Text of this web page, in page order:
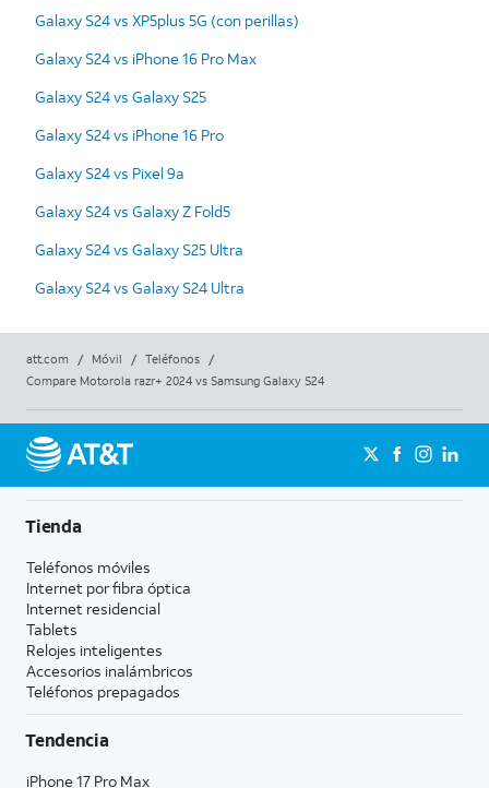
Galaxy S24 vs XP5plus 5G (con perillas)
Galaxy S24 vs iPhone 16 Pro Max
Galaxy S24 vs Galaxy S25
Galaxy S24 vs iPhone 16 Pro
Galaxy S24 vs Pixel 9a
Galaxy S24 vs Galaxy Z Fold5
Galaxy S24 vs Galaxy S25 Ultra
Galaxy S24 vs Galaxy S24 Ultra
att.com / Móvil / Teléfonos
/
Compare Motorola razr+ 2024 vs Samsung Galaxy S24
Tienda
Teléfonos móviles
Internet por fibra óptica
Internet residencial
Tablets
Relojes inteligentes
Accesorios inalámbricos
Teléfonos prepagados
Tendencia
iPhone 17 Pro Max